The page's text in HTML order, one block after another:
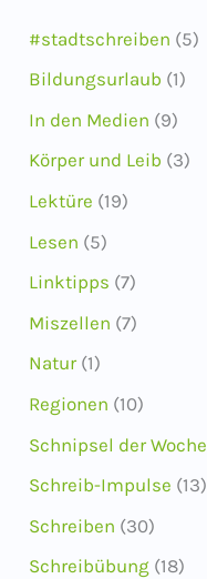
#stadtschreiben (5)
Bildungsurlaub (1)
In den Medien (9)
Körper und Leib (3)
Lektüre (19)
Lesen (5)
Linktipps (7)
Miszellen (7)
Natur(1)
Regionen (10)
Schnipsel der Woche
Schreib-Impulse (13)
Schreiben (30)
Schreibübung (18)